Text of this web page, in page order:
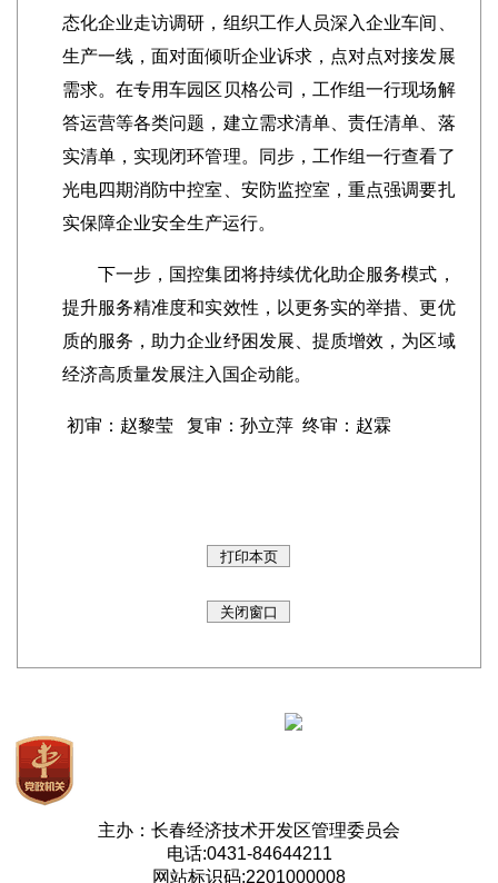
态化企业走访调研，组织工作人员深入企业车间、
生产一线，面对面倾听企业诉求，点对点对接发展
需求。在专用车园区贝格公司，工作组一行现场解
答运营等各类问题，建立需求清单、责任清单、落
实清单，实现闭环管理。同步，工作组一行查看了
光电四期消防中控室、安防监控室，重点强调要扎
实保障企业安全生产运行。
下一步，国控集团将持续优化助企服务模式，
提升服务精准度和实效性，以更务实的举措、更优
质的服务，助力企业纾困发展、提质增效，为区域
经济高质量发展注入国企动能。
初审：赵黎莹 复审：孙立萍 终审：赵霖